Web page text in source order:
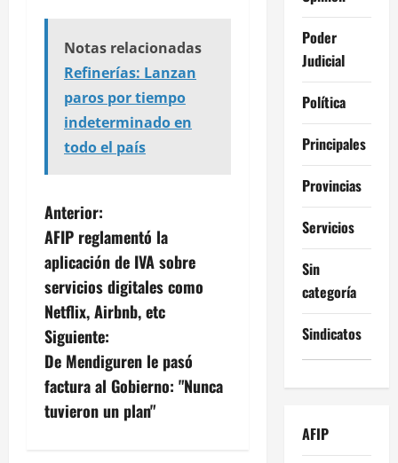
Notas relacionadas
Refinerías: Lanzan
paros por tiempo
indeterminado en
todo el país
N
a
v
e
g
a
Anterior:
AFIP reglamentó la
aplicación de IVA sobre
servicios digitales como
Netflix, Airbnb, etc
Siguiente:
De Mendiguren le pasó
factura al Gobierno: "Nunca
tuvieron un plan"
Poder
Judicial
Política
Principales
Provincias
Servicios
Sin
categoría
Sindicatos
AFIP